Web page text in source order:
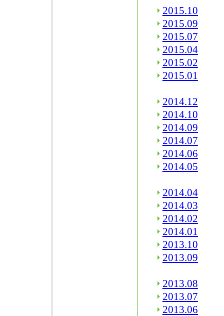
2015.10
2015.09
2015.07
2015.04
2015.02
2015.01
2014.12
2014.10
2014.09
2014.07
2014.06
2014.05
2014.04
2014.03
2014.02
2014.01
2013.10
2013.09
2013.08
2013.07
2013.06